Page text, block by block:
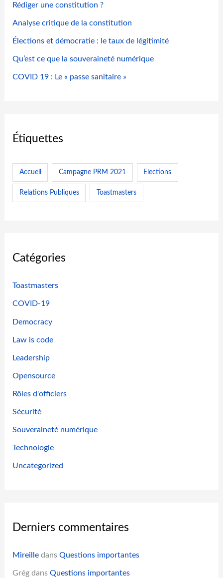
Rédiger une constitution ?
Analyse critique de la constitution
Élections et démocratie : le taux de légitimité
Qu’est ce que la souveraineté numérique
COVID 19 : Le « passe sanitaire »
Étiquettes
Accueil Campagne PRM 2021 Elections
Relations Publiques Toastmasters
Catégories
Toastmasters
COVID-19
Democracy
Law is code
Leadership
Opensource
Rôles d'officiers
Sécurité
Souveraineté numérique
Technologie
Uncategorized
Derniers commentaires
Mireille dansQuestions importantes
Grég dansQuestions importantes